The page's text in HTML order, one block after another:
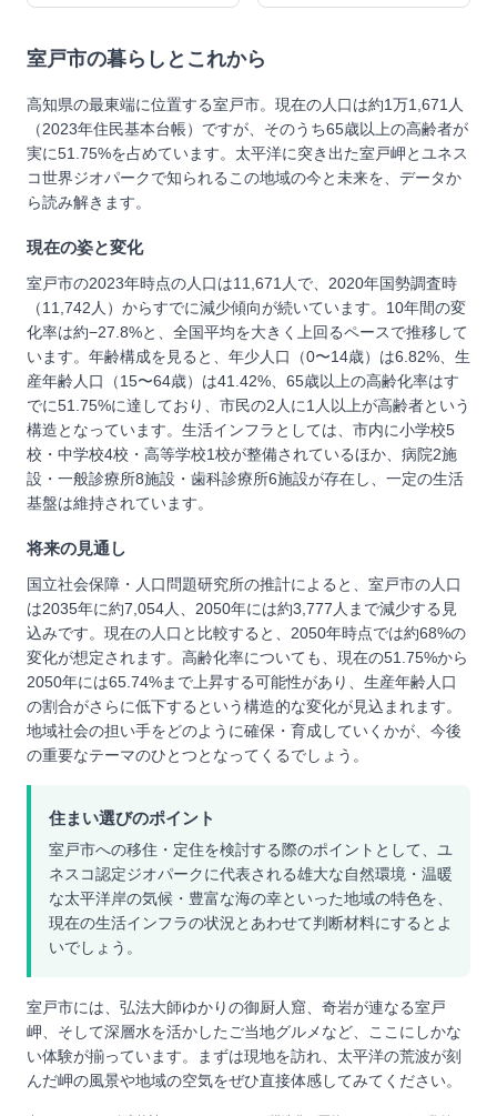
室戸市の暮らしとこれから
高知県の最東端に位置する室戸市。現在の人口は約1万1,671人
（2023年住民基本台帳）ですが、そのうち65歳以上の高齢者が
実に51.75%を占めています。太平洋に突き出た室戸岬とユネス
コ世界ジオパークで知られるこの地域の今と未来を、データか
ら読み解きます。
現在の姿と変化
室戸市の2023年時点の人口は11,671人で、2020年国勢調査時
（11,742人）からすでに減少傾向が続いています。10年間の変
化率は約−27.8%と、全国平均を大きく上回るペースで推移して
います。年齢構成を見ると、年少人口（0〜14歳）は6.82%、生
産年齢人口（15〜64歳）は41.42%、65歳以上の高齢化率はす
でに51.75%に達しており、市民の2人に1人以上が高齢者という
構造となっています。生活インフラとしては、市内に小学校5
校・中学校4校・高等学校1校が整備されているほか、病院2施
設・一般診療所8施設・歯科診療所6施設が存在し、一定の生活
基盤は維持されています。
将来の見通し
国立社会保障・人口問題研究所の推計によると、室戸市の人口
は2035年に約7,054人、2050年には約3,777人まで減少する見
込みです。現在の人口と比較すると、2050年時点では約68%の
変化が想定されます。高齢化率についても、現在の51.75%から
2050年には65.74%まで上昇する可能性があり、生産年齢人口
の割合がさらに低下するという構造的な変化が見込まれます。
地域社会の担い手をどのように確保・育成していくかが、今後
の重要なテーマのひとつとなってくるでしょう。
住まい選びのポイント
室戸市への移住・定住を検討する際のポイントとして、ユ
ネスコ認定ジオパークに代表される雄大な自然環境・温暖
な太平洋岸の気候・豊富な海の幸といった地域の特色を、
現在の生活インフラの状況とあわせて判断材料にするとよ
いでしょう。
室戸市には、弘法大師ゆかりの御厨人窟、奇岩が連なる室戸
岬、そして深層水を活かしたご当地グルメなど、ここにしかな
い体験が揃っています。まずは現地を訪れ、太平洋の荒波が刻
んだ岬の風景や地域の空気をぜひ直接体感してみてください。